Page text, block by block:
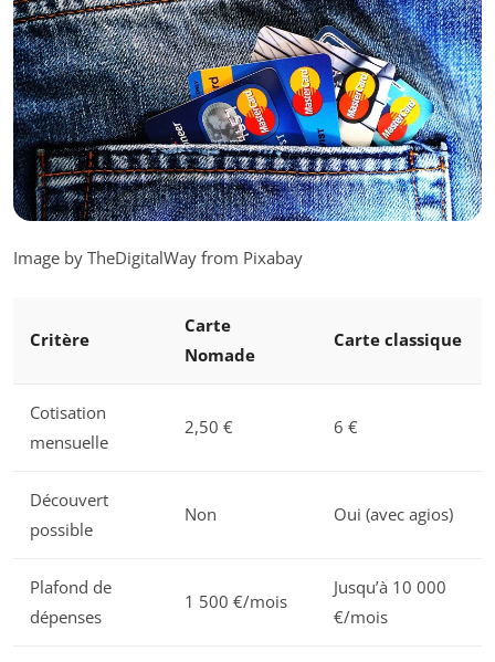
Image by TheDigitalWay from Pixabay
Critère
Carte
Nomade
Carte classique
Cotisation
mensuelle
2,50 € 6 €
Découvert
possible
Non Oui (avec agios)
Plafond de
dépenses
1 500 €/mois
Jusqu’à 10 000
€/mois